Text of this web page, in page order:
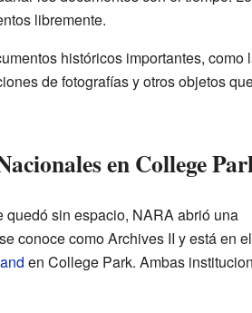
libremente.
históricos importantes, como
de fotografías y otros objetos
en College
sin espacio, NARA abrió una
conoce como Archives II y está en el
en College Park. Ambas